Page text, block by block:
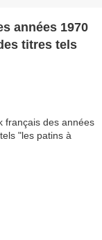
années 1970
titres tels